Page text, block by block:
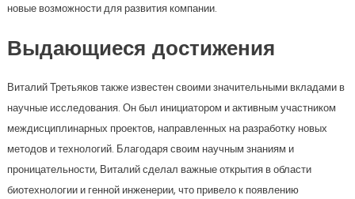
новые возможности для развития компании.
Выдающиеся достижения
Виталий Третьяков также известен своими значительными вкладами в
научные исследования. Он был инициатором и активным участником
междисциплинарных проектов, направленных на разработку новых
методов и технологий. Благодаря своим научным знаниям и
проницательности, Виталий сделал важные открытия в области
биотехнологии и генной инженерии, что привело к появлению